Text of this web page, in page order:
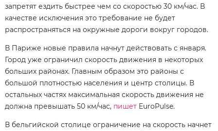
запретят ездить быстрее чем со скоростью 30 км/час. В
качестве исключения это требование не будет
распространяться на окружные дороги вокруг городов.
В Париже новые правила начнут действовать с января.
Город уже ограничил скорость движения в некоторых
больших районах. Главным образом это районы с
большой плотностью населения и центр столицы. В
остальных частях максимальная скорость движения не
должна превышать 50 км/час, пишет EuroPulse.
В бельгийской столице ограничение на скорость начнет